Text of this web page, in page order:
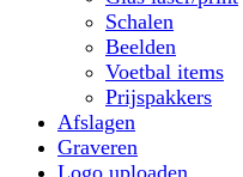
Schalen
Beelden
Voetbal items
Prijspakkers
Afslagen
Graveren
Logo uploaden